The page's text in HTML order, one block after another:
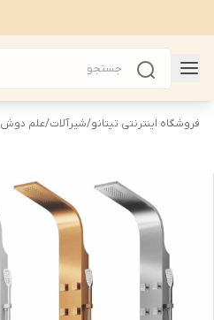
فروشگاه اینترنتی تیتانو/شیرآلات/علم دوش